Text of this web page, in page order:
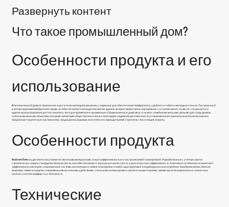
Развернуть контент
Что такое промышленный дом?
Особенности продукта и его
использование
AИзготовленный домэто практичное и доступное жилищное решение, созданное для обеспечения комфортного, удобного и гибкого жилищного опыта. Построенный
в контролируемой фабричной среде, он обеспечивает полноценное жилое здание, которое можно транспортировать и устанавливать на месте, что делает его
идеальным выбором как для постоянного, так и для временного проживания. Промышленные дома могут служить семейными жильями, жилыми для сотрудников,
сезонными жилыми объектами или даже проектами общественного жилья. Благодаря надёжной долговечности и современным строительным технологиям они
предлагают практичную альтернативу традиционным домам, значительно сокращая время строительства и общие затраты.
Особенности продукта
Manufactured Homes выделяются высококачественными материалами, энергоэффективностью и настраиваемой планировкой. Разработанные с учётом строгих
строительных норм и стандартов безопасности, они обеспечивают структурную целостность и долгосрочную эффективность. Ключевые особенности включают
эффективную изоляцию, современные системы вентиляции и гибкие планировки этажей, адаптируемые к индивидуальным потребностям образа жизни. Многие
квартиры также оснащены современными кухонными удобствами, стильными интерьерами и экологичными опциями, такими как интегрированные солнечные
панели, сочетая комфорт и устойчивость.
Технические